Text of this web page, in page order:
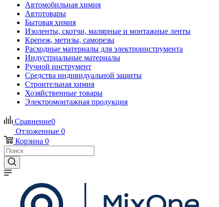
Автомобильная химия
Автотовары
Бытовая химия
Изоленты, скотчи, малярные и монтажные ленты
Крепеж, метизы, саморезы
Расходные материалы для электроинструмента
Индустриальные материалы
Ручной инструмент
Средства индивидуальной защиты
Строительная химия
Хозяйственные товары
Электромонтажная продукция
Сравнение0
Отложенные 0
Корзина 0